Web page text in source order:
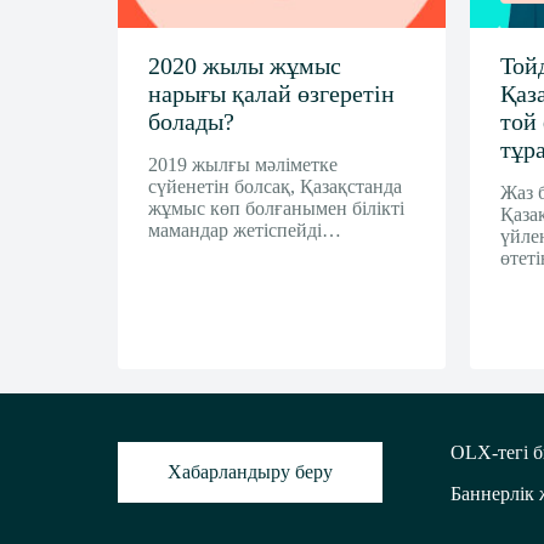
i
2020 жылы жұмыс
нарығы қалай өзгеретін
болады?
2019 жылғы мәліметке
сүйенетін болсақ, Қазақстанда
жұмыс көп болғанымен білікті
мамандар жетіспейді…
той
Жаз
Хабарландыру беру
OLX-тегі
Баннерлік